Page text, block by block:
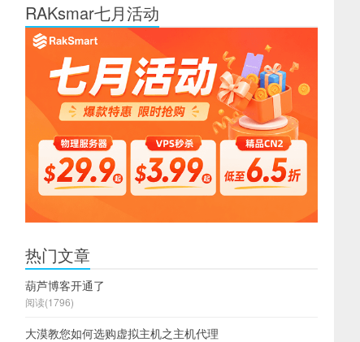
RAKsmar七月活动
热门文章
葫芦博客开通了
阅读(1796)
大漠教您如何选购虚拟主机之主机代理